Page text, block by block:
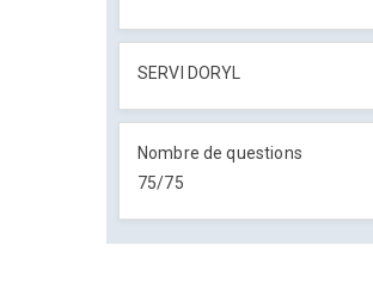
SERVI DORYL
Nombre de questions
75/75